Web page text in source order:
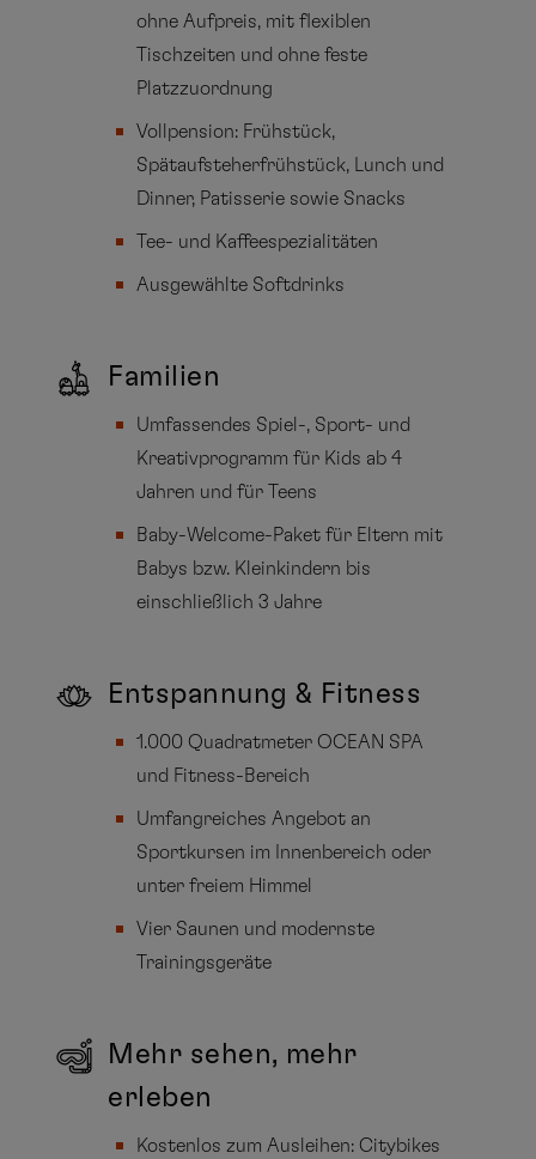
ohne Aufpreis, mit flexiblen
Tischzeiten und ohne feste
Platzzuordnung
Vollpension: Frühstück,
Spätaufsteherfrühstück, Lunch und
Dinner, Patisserie sowie Snacks
Tee- und Kaffeespezialitäten
Ausgewählte Softdrinks
Familien
Umfassendes Spiel-, Sport- und
Kreativprogramm für Kids ab 4
Jahren und für Teens
Baby-Welcome-Paket für Eltern mit
Babys bzw. Kleinkindern bis
einschließlich 3 Jahre
Entspannung & Fitness
1.000 Quadratmeter OCEAN SPA
und Fitness-Bereich
Umfangreiches Angebot an
Sportkursen im Innenbereich oder
unter freiem Himmel
Vier Saunen und modernste
Trainingsgeräte
Mehr sehen, mehr
erleben
Kostenlos zum Ausleihen: Citybikes